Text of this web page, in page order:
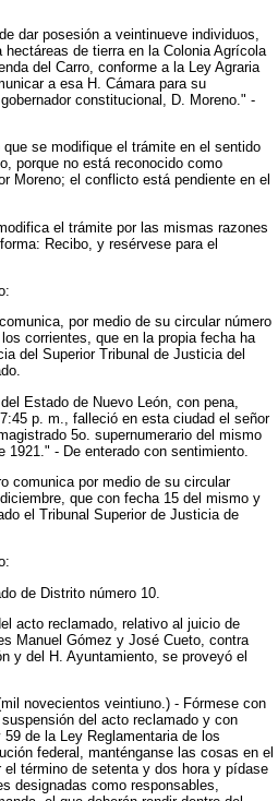
dar posesión a veintinueve individuos,
de tierra en la Colonia Agrícola
del Carro, conforme a la Ley Agraria
a esa H. Cámara para su
constitucional, D. Moreno." -
que se modifique el trámite en el sentido
porque no está reconocido como
Moreno; el conflicto está pendiente en el
el trámite por las mismas razones
Recibo, y resérvese para el
por medio de su circular número
corrientes, que en la propia fecha ha
del Superior Tribunal de Justicia del
Estado de Nuevo León, con pena,
p. m., falleció en esta ciudad el señor
5o. supernumerario del mismo
1921." - De enterado con sentimiento.
comunica por medio de su circular
que con fecha 15 del mismo y
el Tribunal Superior de Justicia de
de Distrito número 10.
acto reclamado, relativo al juicio de
Manuel Gómez y José Cueto, contra
y del H. Ayuntamiento, se proveyó el
novecientos veintiuno.) - Fórmese con
del acto reclamado y con
de la Ley Reglamentaria de los
federal, manténganse las cosas en el
término de setenta y dos hora y pídase
designadas como responsables,